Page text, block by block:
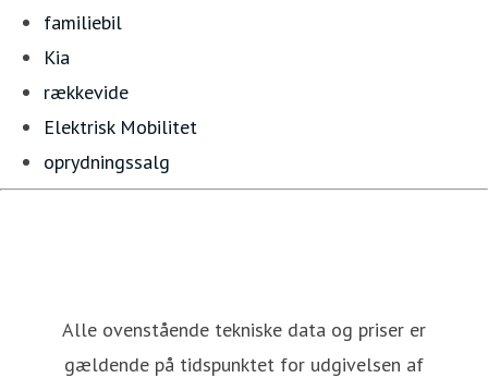
familiebil
Kia
rækkevide
Elektrisk Mobilitet
oprydningssalg
Alle ovenstående tekniske data og priser er
gældende på tidspunktet for udgivelsen af